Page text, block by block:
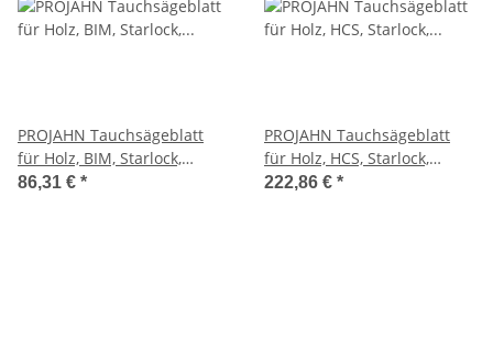
PROJAHN Tauchsägeblatt
für Holz, BIM, Starlock,
32mm x 50mm, 5 VE
86,31 € *
PROJAHN Tauchsägeblatt
für Holz, HCS, Starlock,
32mm x 50mm, 20 VE
222,86 € *